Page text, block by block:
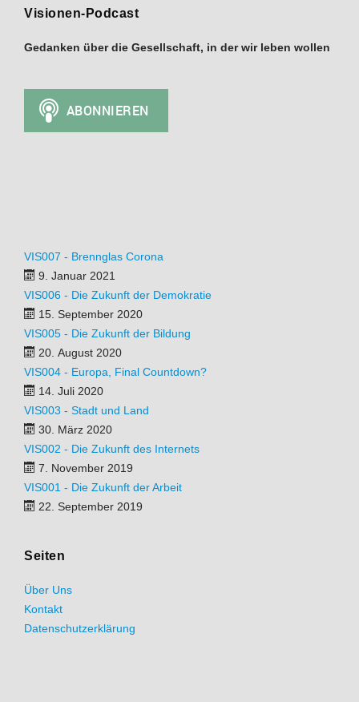
Visionen-Podcast
Gedanken über die Gesellschaft, in der wir leben wollen
VIS007 - Brennglas Corona
9. Januar 2021
VIS006 - Die Zukunft der Demokratie
15. September 2020
VIS005 - Die Zukunft der Bildung
20. August 2020
VIS004 - Europa, Final Countdown?
14. Juli 2020
VIS003 - Stadt und Land
30. März 2020
VIS002 - Die Zukunft des Internets
7. November 2019
VIS001 - Die Zukunft der Arbeit
22. September 2019
Seiten
Über Uns
Kontakt
Datenschutzerklärung